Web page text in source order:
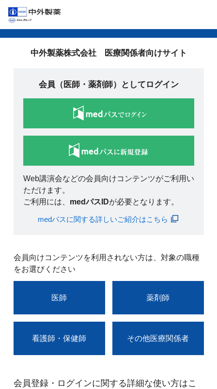
中外製薬株式会社 医療関係者向けサイト
会員（医師・薬剤師）としてログイン
Web講演会などの会員向けコンテンツがご利用い
ただけます。
ご利用には、 medパスIDが必要となります。
medパスに関する詳しいご紹介はこちら
会員向けコンテンツを利用されない方は、対象の職種
をお選びください
医師 薬剤師
看護師・保健師 その他医療関係者
会員登録・ログインに関する詳細な使い方はこ